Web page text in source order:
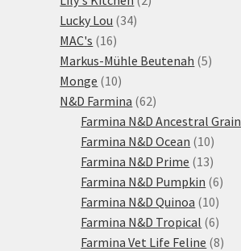
Lucky Lou 3434
MAC's 1616
produktů
Markus-Mühle Beutenah 55
Monge 1010
produktů
N&D Farmina 6262
produktů
Farmina N&D Ancestral Grain
Farmina N&D Ocean 1010
Farmina N&D Prime 1313
Farmina N&D Pumpkin 66
Farmina N&D Quinoa 1010
Farmina N&D Tropical 66
Farmina Vet Life Feline 88